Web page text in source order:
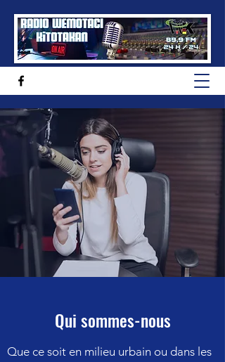
Qui sommes-nous
Que ce soit en milieu urbain ou dans les